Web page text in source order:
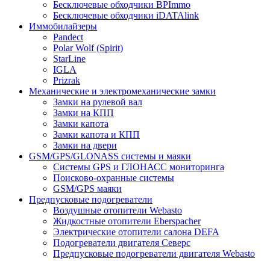
Бесключевые обходчики BPImmo
Бесключевые обходчики iDATAlink
Иммобилайзеры
Pandect
Polar Wolf (Spirit)
StarLine
IGLA
Prizrak
Механические и электромеханические замки
Замки на рулевой вал
Замки на КПП
Замки капота
Замки капота и КПП
Замки на двери
GSM/GPS/GLONASS системы и маяки
Системы GPS и ГЛОНАСС мониторинга
Поисково-охранные системы
GSM/GPS маяки
Предпусковые подогреватели
Воздушные отопители Webasto
Жидкостные отопители Eberspacher
Электрические отопители салона DEFA
Подогреватели двигателя Северс
Предпусковые подогреватели двигателя Webasto